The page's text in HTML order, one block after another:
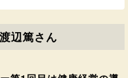
辺篤さん